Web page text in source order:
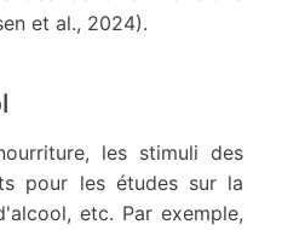
et al., 2024).
les stimuli des
pour les études sur la
etc. Par exemple,